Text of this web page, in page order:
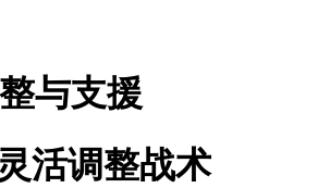
与支援
活调整战术